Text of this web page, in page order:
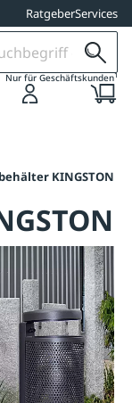
RatgeberServices
Nur für Geschäftskunden1
KINGSTON